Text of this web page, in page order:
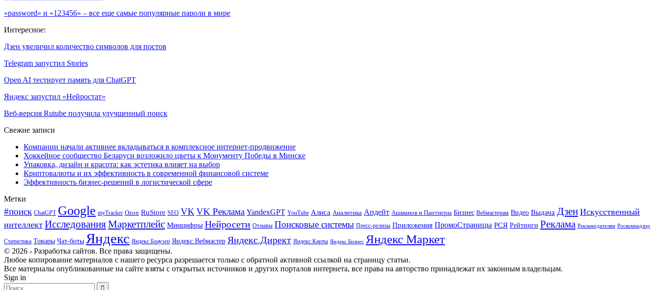
«password» и «123456» – все еще самые популярные пароли в мире
Интересное:
Дзен увеличил количество символов для постов
Telegram запустил Stories
Open AI тестирует память для ChatGPT
Яндекс запустил «Нейростат»
Веб-версия Rutube получила улучшенный поиск
Свежие записи
Компании начали активнее вкладываться в комплексное интернет-продвижение
Хоккейное сообщество Беларуси возложило цветы к Монументу Победы в Минске
Упаковка, дизайн и красота: как эстетика влияет на выбор
Криптовалюты и их эффективность в современной финансовой системе
Эффективность бизнес-решений в логистической сфере
Метки
#поиск ChatGPT Google myTracker Ozon RuStore SEO VK VK Реклама YandexGPT YouTube Алиса Аналитика Апдейт Ашманов и Партнеры Бизнес Вебмастерам Видео Выдача Дзен Искусственный
интеллект ИсследованияМаркетплейс Минцифры Нейросети Отзывы Поисковые системы Пресс-релизы Приложения ПромоСтраницы РСЯ Рейтинги Реклама Рекламодателям Роскомнадзор
Статистика Товары Чат-боты Яндекс Яндекс.Браузер Яндекс.Вебмастер Яндекс.Директ Яндекс.Карты Яндекс Бизнес Яндекс Маркет
© 2026 - Разработка сайтов. Все права защищены.
Любое копирование материалов с нашего ресурса разрешается только с обратной активной ссылкой на страницу статьи.
Все материалы опубликованные на сайте взяты с открытых источников и других порталов интернета, все права на авторство принадлежат их законным владельцам.
Sign in